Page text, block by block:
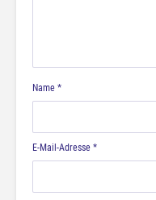
Name *
E-Mail-Adresse *